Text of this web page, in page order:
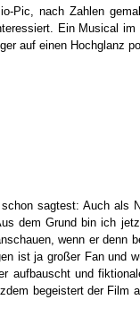
Pic, nach Zahlen
Ein Musical
auf einen Hochglanz
sagtest: Auch als
dem Grund bin ich
wenn er denn
ist ja großer Fan und
aufbauscht und
begeistert der Film